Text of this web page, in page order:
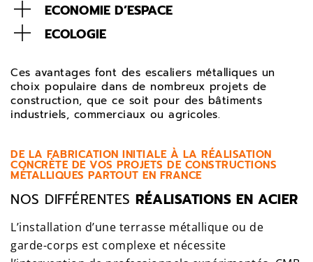
ECONOMIE D’ESPACE
ECOLOGIE
Ces avantages font des escaliers métalliques un
choix populaire dans de nombreux projets de
construction, que ce soit pour des bâtiments
industriels, commerciaux ou agricoles.
DE LA FABRICATION INITIALE À LA RÉALISATION
CONCRÈTE DE VOS PROJETS DE CONSTRUCTIONS
MÉTALLIQUES PARTOUT EN FRANCE
NOS DIFFÉRENTES RÉALISATIONS EN ACIER
L’installation d’une terrasse métallique ou de
garde-corps est complexe et nécessite